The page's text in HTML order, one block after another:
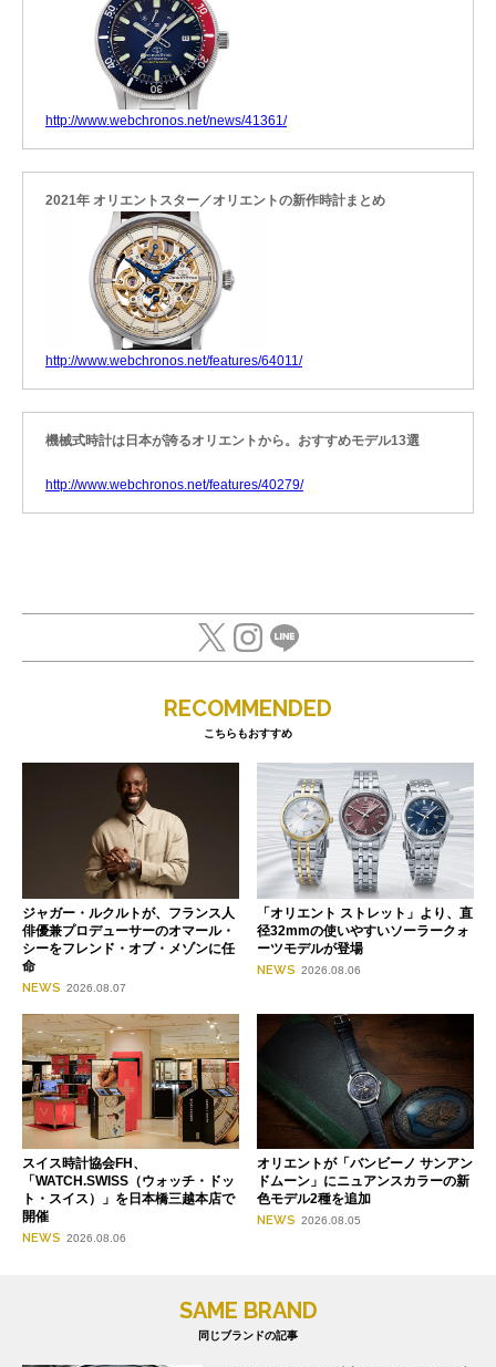
http://www.webchronos.net/news/41361/
2021年 オリエントスター／オリエントの新作時計まとめ
http://www.webchronos.net/features/64011/
機械式時計は日本が誇るオリエントから。おすすめモデル13選
http://www.webchronos.net/features/40279/
RECOMMENDED
こちらもおすすめ
ジャガー・ルクルトが、フランス人
俳優兼プロデューサーのオマール・
シーをフレンド・オブ・メゾンに任
命
NEWS 2026.08.07
「オリエント ストレット」より、直
径32mmの使いやすいソーラークォ
ーツモデルが登場
NEWS 2026.08.06
スイス時計協会FH、
「WATCH.SWISS（ウォッチ・ドッ
ト・スイス）」を日本橋三越本店で
開催
NEWS 2026.08.06
オリエントが「バンビーノ サンアン
ドムーン」にニュアンスカラーの新
色モデル2種を追加
NEWS 2026.08.05
SAME BRAND
同じブランドの記事